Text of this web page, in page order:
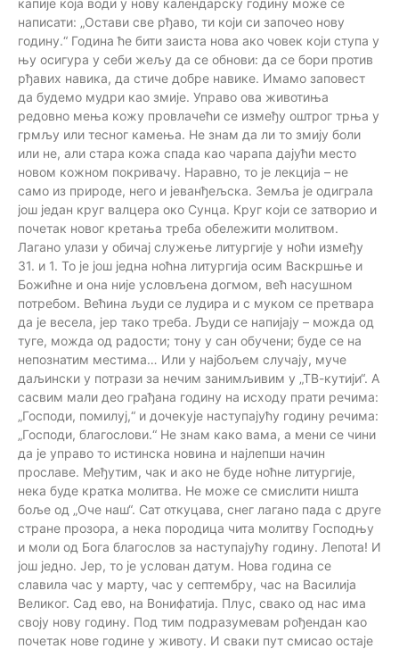
написати: „Остави све рђаво, ти који си започео нову
годину.“ Година ће бити заиста нова ако човек који ступа у
њу осигура у себи жељу да се обнови: да се бори против
рђавих навика, да стиче добре навике. Имамо заповест
да будемо мудри као змије. Управо ова животиња
редовно мења кожу провлачећи се између оштрог трња у
грмљу или тесног камења. Не знам да ли то змију боли
или не, али стара кожа спада као чарапа дајући место
новом кожном покривачу. Наравно, то је лекција – не
само из природе, него и јеванђељска. Земља је одиграла
још један круг валцера око Сунца. Круг који се затворио и
почетак новог кретања треба обележити молитвом.
Лагано улази у обичај служење литургије у ноћи између
31. и 1. То је још једна ноћна литургија осим Васкршње и
Божићне и она није условљена догмом, већ насушном
потребом. Већина људи се лудира и с муком се претвара
да је весела, јер тако треба. Људи се напијају – можда од
туге, можда од радости; тону у сан обучени; буде се на
непознатим местима… Или у најбољем случају, муче
даљински у потрази за нечим занимљивим у „ТВ-кутији“. А
сасвим мали део грађана годину на исходу прати речима:
„Господи, помилуј,“ и дочекује наступајућу годину речима:
„Господи, благослови.“ Не знам како вама, а мени се чини
да је управо то истинска новина и најлепши начин
прославе. Међутим, чак и ако не буде ноћне литургије,
нека буде кратка молитва. Не може се смислити ништа
боље од „Оче наш“. Сат откуцава, снег лагано пада с друге
стране прозора, а нека породица чита молитву Господњу
и моли од Бога благослов за наступајућу годину. Лепота! И
још једно. Јер, то је услован датум. Нова година се
славила час у марту, час у септембру, час на Василија
Великог. Сад ево, на Вонифатија. Плус, свако од нас има
своју нову годину. Под тим подразумевам рођендан као
почетак нове године у животу. И сваки пут смисао остаје